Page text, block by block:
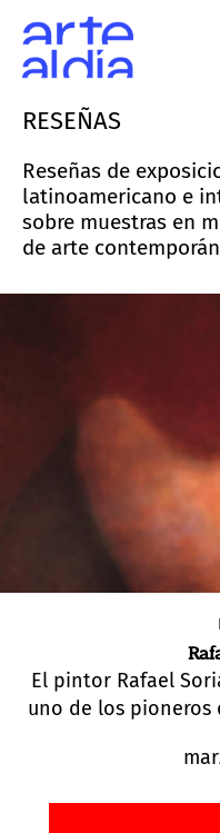
RESEÑAS
Reseñas de
latinoamericano e
sobre muestras en
de arte
El pintor Rafael
uno de los
abstraccionistas